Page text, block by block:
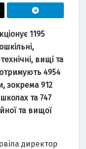
1195
вищі та
отримують 4954
зокрема 912
та 747
та вищої
директор